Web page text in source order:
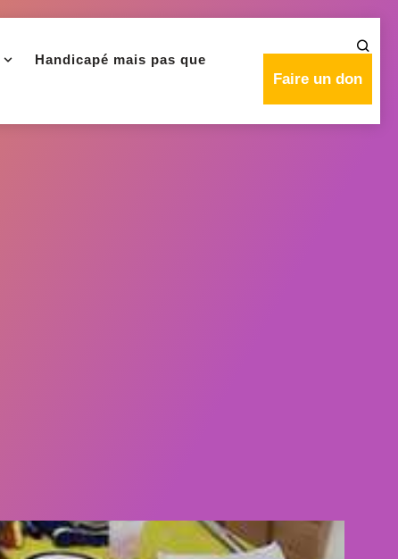
Handicapé mais pas que
Faire un don